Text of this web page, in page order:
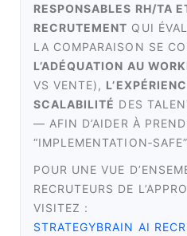
RESPONSABLES RH/TA
RECRUTEMENT QUI
LA COMPARAISON SE
L’ADÉQUATION AU
VS VENTE),
SCALABILITÉ DES
— AFIN D’AIDER À
POUR UNE VUE
RECRUTEURS DE
VISITEZ :
STRATEGYBRAIN AI